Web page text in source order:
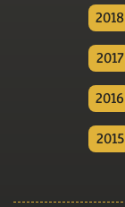
2018
2017
2016
2015